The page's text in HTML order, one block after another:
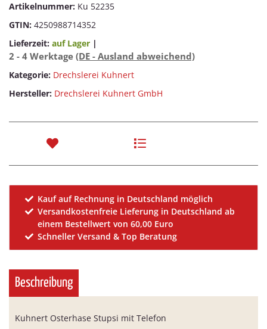
Artikelnummer: Ku 52235
GTIN: 4250988714352
Lieferzeit: auf Lager |
2 - 4 Werktage (DE - Ausland abweichend)
Kategorie: Drechslerei Kuhnert
Hersteller: Drechslerei Kuhnert GmbH
Kauf auf Rechnung in Deutschland möglich
Versandkostenfreie Lieferung in Deutschland ab
einem Bestellwert von 60,00 Euro
Schneller Versand & Top Beratung
Beschreibung
Kuhnert Osterhase Stupsi mit Telefon